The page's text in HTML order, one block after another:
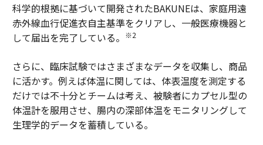
科学的根拠に基づいて開発されたBAKUNEは、家庭用遠
赤外線血行促進衣自主基準をクリアし、一般医療機器と
して届出を完了している。
※2
さらに、臨床試験ではさまざまなデータを収集し、商品
に活かす。例えば体温に関しては、体表温度を測定する
だけでは不十分とチームは考え、被験者にカプセル型の
体温計を服用させ、腸内の深部体温をモニタリングして
生理学的データを蓄積している。